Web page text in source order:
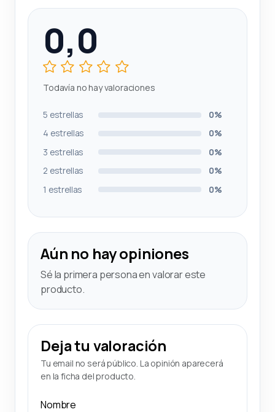
0,0
Todavía no hay valoraciones
5 estrellas
0%
4 estrellas
0%
3 estrellas
0%
2 estrellas
0%
1 estrellas
0%
Aún no hay opiniones
Sé la primera persona en valorar este
producto.
Deja tu valoración
Tu email no será público. La opinión aparecerá
en la ficha del producto.
Nombre